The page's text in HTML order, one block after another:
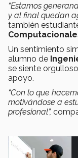
“Estamos
y al final quedan
también
Un sentimiento
alumno de
se siente
apoyo.
“Con lo que
motivándose a
profesional”,